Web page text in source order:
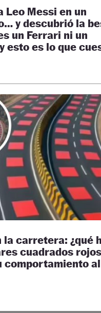
Leo Messi en un
y descubrió la
un Ferrari ni un
esto es lo que
la carretera: ¿qué
cuadrados
comportamiento